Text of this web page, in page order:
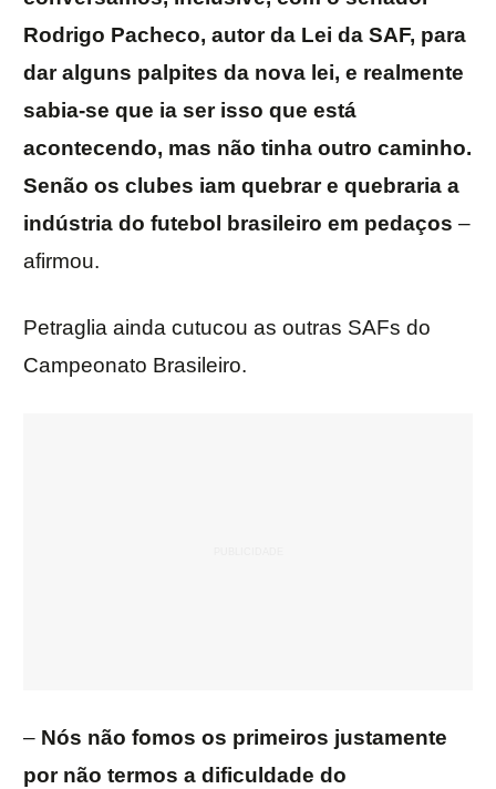
Rodrigo Pacheco, autor da Lei da SAF, para
dar alguns palpites da nova lei, e realmente
sabia-se que ia ser isso que está
acontecendo, mas não tinha outro caminho.
Senão os clubes iam quebrar e quebraria a
indústria do futebol brasileiro em pedaços –
afirmou.
Petraglia ainda cutucou as outras SAFs do
Campeonato Brasileiro.
– Nós não fomos os primeiros justamente
por não termos a dificuldade do